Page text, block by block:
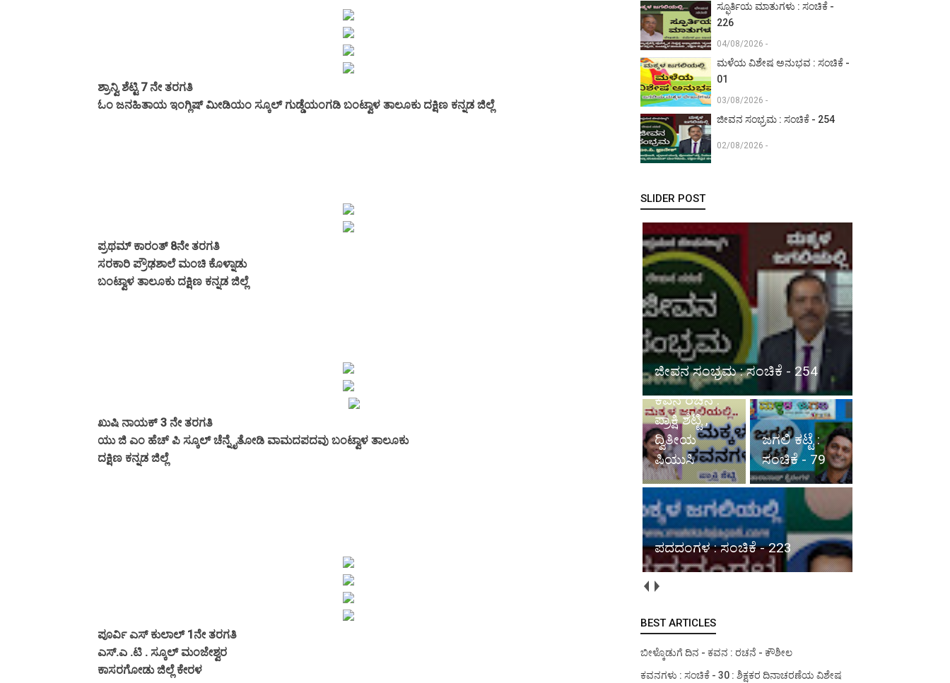
ಶ್ರಾನ್ವಿ ಶೆಟ್ಟಿ 7 ನೇ ತರಗತಿ
ಓಂ ಜನಹಿತಾಯ ಇಂಗ್ಲಿಷ್ ಮೀಡಿಯಂ ಸ್ಕೂಲ್ ಗುಡ್ಡೆಯಂಗಡಿ ಬಂಟ್ವಾಳ ತಾಲೂಕು ದಕ್ಷಿಣ ಕನ್ನಡ ಜಿಲ್ಲೆ
ಪ್ರಥಮ್ ಕಾರಂತ್ 8ನೇ ತರಗತಿ
ಸರಕಾರಿ ಪ್ರೌಢಶಾಲೆ ಮಂಚಿ ಕೊಳ್ನಾಡು
ಬಂಟ್ವಾಳ ತಾಲೂಕು ದಕ್ಷಿಣ ಕನ್ನಡ ಜಿಲ್ಲೆ
ಖುಷಿ ನಾಯಕ್ 3 ನೇ ತರಗತಿ
ಯು ಜಿ ಎಂ ಹೆಚ್ ಪಿ ಸ್ಕೂಲ್ ಚೆನ್ನೈತೋಡಿ ವಾಮದಪದವು ಬಂಟ್ವಾಳ ತಾಲೂಕು
ದಕ್ಷಿಣ ಕನ್ನಡ ಜಿಲ್ಲೆ
ಪೂರ್ವಿ ಎಸ್ ಕುಲಾಲ್ 1ನೇ ತರಗತಿ
ಎಸ್.ಎ .ಟಿ . ಸ್ಕೂಲ್ ಮಂಜೇಶ್ವರ
ಕಾಸರಗೋಡು ಜಿಲ್ಲೆ ಕೇರಳ
ಸ್ಫೂರ್ತಿಯ ಮಾತುಗಳು : ಸಂಚಿಕೆ -
226
04/08/2026 -
ಮಳೆಯ ವಿಶೇಷ ಅನುಭವ : ಸಂಚಿಕೆ -
01
03/08/2026 -
ಜೀವನ ಸಂಭ್ರಮ : ಸಂಚಿಕೆ - 254
02/08/2026 -
SLIDER POST
ಜೀವನ ಸಂಭ್ರಮ : ಸಂಚಿಕೆ - 254
ಮಕ್ಕಳ
ಕವನಗಳು :
ಸಂಚಿಕೆ - 70,
ಕವನ ರಚನೆ :
ಪ್ರಾಕ್ಷಿ ಶೆಟ್ಟಿ ,
ದ್ವಿತೀಯ
ಪಿಯುಸಿ
ಜಗಲಿ ಕಟ್ಟೆ :
ಸಂಚಿಕೆ - 79
ಪದದಂಗಳ : ಸಂಚಿಕೆ - 223
BEST ARTICLES
ಬೀಳ್ಕೊಡುಗೆ ದಿನ - ಕವನ : ರಚನೆ - ಕೌಶೀಲ
ಕವನಗಳು : ಸಂಚಿಕೆ - 30 : ಶಿಕ್ಷಕರ ದಿನಾಚರಣೆಯ ವಿಶೇಷ